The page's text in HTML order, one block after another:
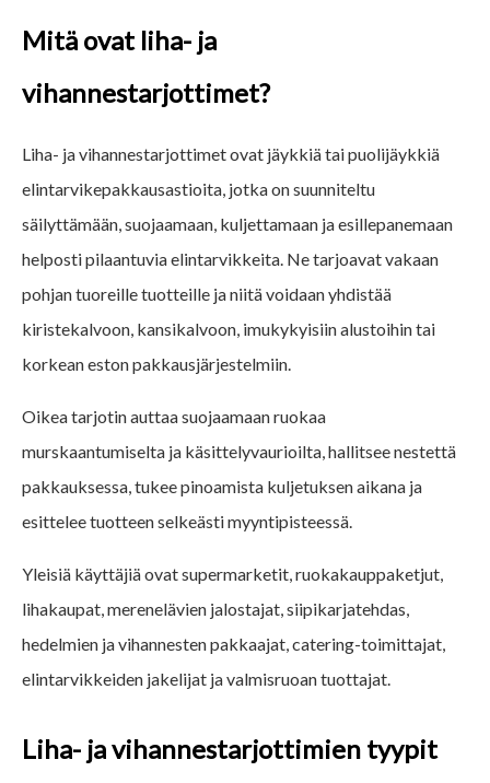
Mitä ovat liha- ja
vihannestarjottimet?
Liha- ja vihannestarjottimet ovat jäykkiä tai puolijäykkiä
elintarvikepakkausastioita, jotka on suunniteltu
säilyttämään, suojaamaan, kuljettamaan ja esillepanemaan
helposti pilaantuvia elintarvikkeita. Ne tarjoavat vakaan
pohjan tuoreille tuotteille ja niitä voidaan yhdistää
kiristekalvoon, kansikalvoon, imukykyisiin alustoihin tai
korkean eston pakkausjärjestelmiin.
Oikea tarjotin auttaa suojaamaan ruokaa
murskaantumiselta ja käsittelyvaurioilta, hallitsee nestettä
pakkauksessa, tukee pinoamista kuljetuksen aikana ja
esittelee tuotteen selkeästi myyntipisteessä.
Yleisiä käyttäjiä ovat supermarketit, ruokakauppaketjut,
lihakaupat, merenelävien jalostajat, siipikarjatehdas,
hedelmien ja vihannesten pakkaajat, catering-toimittajat,
elintarvikkeiden jakelijat ja valmisruoan tuottajat.
Liha- ja vihannestarjottimien tyypit